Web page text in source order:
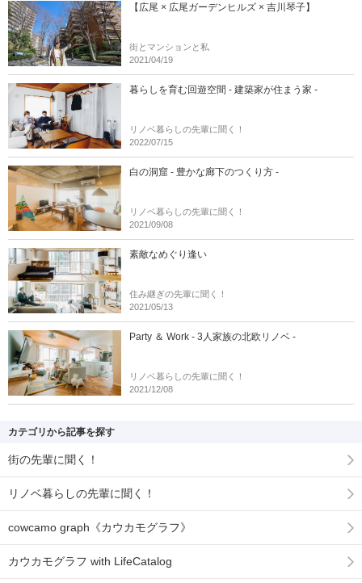
【広尾 × 広尾ガーデンヒルズ × 吉川琴子】
街とマンションと私
2021/04/19
暮らしを育む回遊空間 - 建築家が住まう家 -
リノベ暮らしの先輩に聞く！
2022/07/15
白の洞窟 - 豊かな廊下のつくり方 -
リノベ暮らしの先輩に聞く！
2021/09/08
素敵なめぐり逢い
住み継ぎの先輩に聞く！
2021/05/13
Party ＆ Work - 3人家族の北欧リノベ -
リノベ暮らしの先輩に聞く！
2021/12/08
カテゴリから記事を探す
街の先輩に聞く！
リノベ暮らしの先輩に聞く！
cowcamo graph《カウカモグラフ》
カウカモグラフ with LifeCatalog